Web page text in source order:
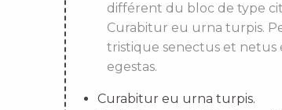
différent du bloc de type
Curabitur eu urna turpis.
tristique senectus et netus
egestas.
Curabitur eu urna turpis.